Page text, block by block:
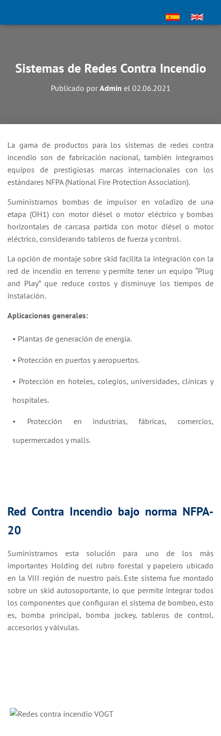
Sistemas de Redes Contra Incendio
Publicado por Admin el 02.06.2021
La gama de productos para los sistemas de redes contra
incendio son de fabricación nacional, también integramos
equipos de prestigiosas marcas internacionales con los
estándares NFPA (National Fire Protection Association).
Suministramos bombas de impulsor en voladizo de una
etapa (OH1) con motor diésel o motor eléctrico y bombas
horizontales de carcasa partida con motor diésel o motor
eléctrico, considerando tableros de fuerza y control.
La opción de montaje sobre skid facilita la integración con la
red de incendio en terreno y permite tener un equipo “Plug
and Play” que reduce costos y disminuye los tiempos de
instalación.
Aplicaciones generales:
• Plantas de generación de energía.
• Protección en puertos y aeropuertos.
• Protección en hoteles, colegios, universidades, clínicas y
hospitales.
• Protección en industrias, fábricas, comercios,
supermercados y malls.
Red Contra Incendio bajo norma NFPA-
20
Suministramos esta solución para uno de los más
importantes Holding del rubro forestal y papelero ubicado
en la VIII región de nuestro país. Este sistema fue montado
sobre un skid autosoportante, lo que permite integrar todos
los componentes que configuran el sistema de bombeo, esto
es, bomba principal, bomba jockey, tableros de control,
accesorios y válvulas.